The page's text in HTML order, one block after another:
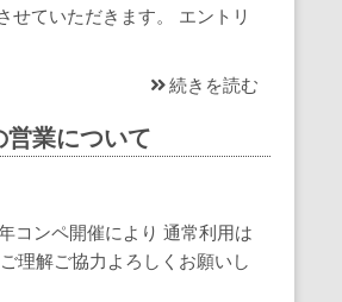
レンタルウォールのご案内
For Overseas Corporation
せていただきます。 エントリ
続きを読む
業について
コンペ開催により 通常利用は
理解ご協力よろしくお願いし